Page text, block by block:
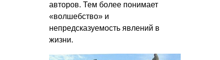
авторов. Тем более понимает
«волшебство» и
непредсказуемость явлений в
жизни.